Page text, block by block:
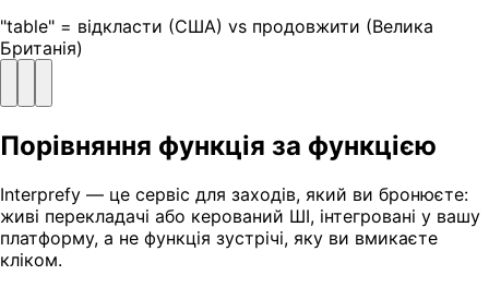
"table" = відкласти (США) vs продовжити (Велика
Британія)
Порівняння функція за функцією
Interprefy — це сервіс для заходів, який ви бронюєте:
живі перекладачі або керований ШІ, інтегровані у вашу
платформу, а не функція зустрічі, яку ви вмикаєте
кліком.